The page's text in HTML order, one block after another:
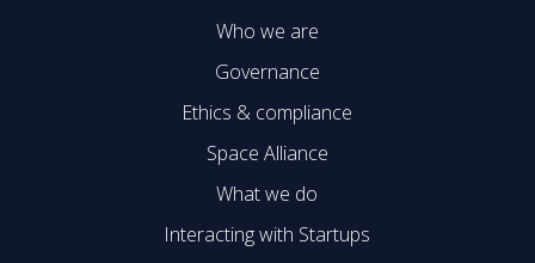
Who we are
Governance
Ethics & compliance
Space Alliance
What we do
Interacting with Startups